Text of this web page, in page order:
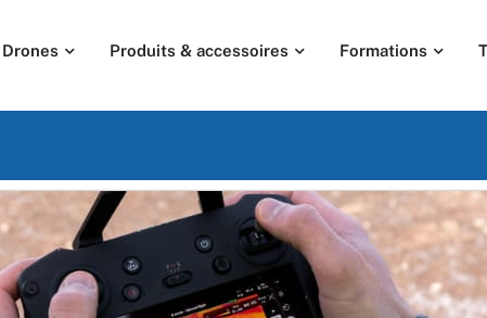
Drones Produits & accessoires Formations